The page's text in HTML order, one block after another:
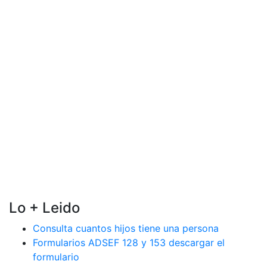
Lo + Leido
Consulta cuantos hijos tiene una persona
Formularios ADSEF 128 y 153 descargar el
formulario